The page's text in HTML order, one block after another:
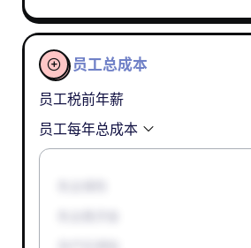

员工总成本
员工税前年薪
员工每年总成本